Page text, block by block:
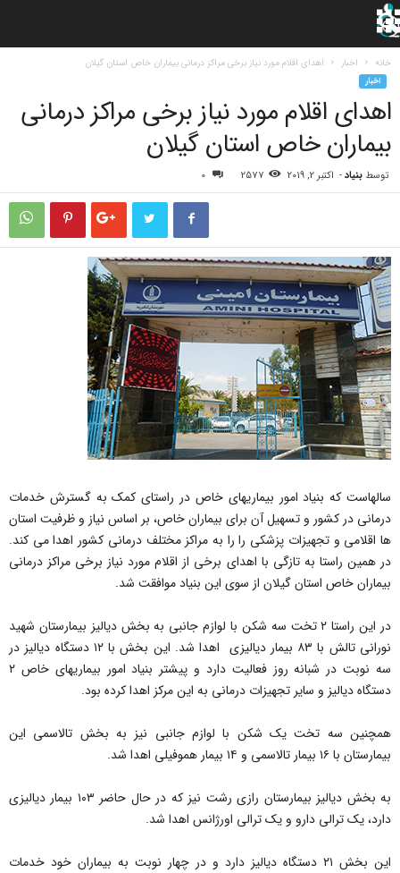
خانه اخبار اهدای اقلام مورد نیاز برخی مراکز درمانی بیماران خاص استان گیلان
اخبار
اهدای اقلام مورد نیاز برخی مراکز درمانی
بیماران خاص استان گیلان
توسط بنیاد- اکتبر 2, 2019 2577
0
سالهاست که بنیاد امور بیماری‎های خاص در راستای کمک به گسترش خدمات
درمانی در کشور و تسهیل آن برای بیماران خاص، بر اساس نیاز و ظرفیت استان
ها اقلامی و تجهیزات پزشکی را را به مراکز مختلف درمانی کشور اهدا می کند.
در همین راستا به تازگی با اهدای برخی از اقلام مورد نیاز برخی مراکز درمانی
بیماران خاص استان گیلان از سوی این بنیاد موافقت شد.
در این راستا ۲ تخت سه شکن با لوازم جانبی به بخش دیالیز بیمارستان شهید
نورانی تالش با ۸۳ بیمار دیالیزی اهدا شد. این بخش با ۱۲ دستگاه دیالیز در
سه نوبت در شبانه روز فعالیت دارد و پیشتر بنیاد امور بیماری‎های خاص ۲
دستگاه دیالیز و سایر تجهیزات درمانی به این مرکز اهدا کرده بود.
همچنین سه تخت یک شکن با لوازم جانبی نیز به بخش تالاسمی این
بیمارستان با ۱۶ بیمار تالاسمی و ۱۴ بیمار هموفیلی اهدا شد.
به بخش دیالیز بیمارستان رازی رشت نیز که در حال حاضر ۱۰۳ بیمار دیالیزی
دارد، یک ترالی دارو و یک ترالی اورژانس اهدا شد.
این بخش ۲۱ دستگاه دیالیز دارد و در چهار نوبت به بیماران خود خدمات